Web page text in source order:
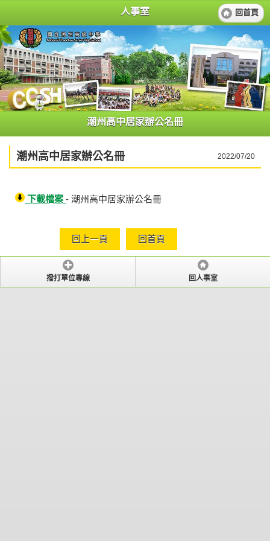
人事室 回首頁
潮州高中居家辦公名冊
潮州高中居家辦公名冊 2022/07/20
下載檔案 - 潮州高中居家辦公名冊
回上一頁 回首頁
撥打單位專線 回人事室